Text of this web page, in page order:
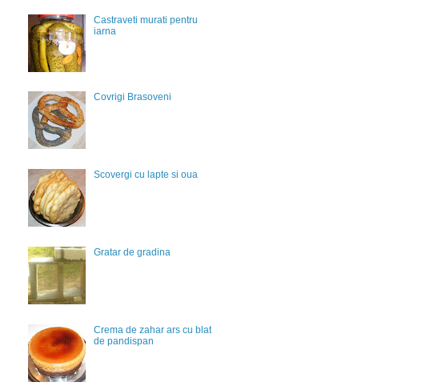
Castraveti murati pentru
iarna
Covrigi Brasoveni
Scovergi cu lapte si oua
Gratar de gradina
Crema de zahar ars cu blat
de pandispan